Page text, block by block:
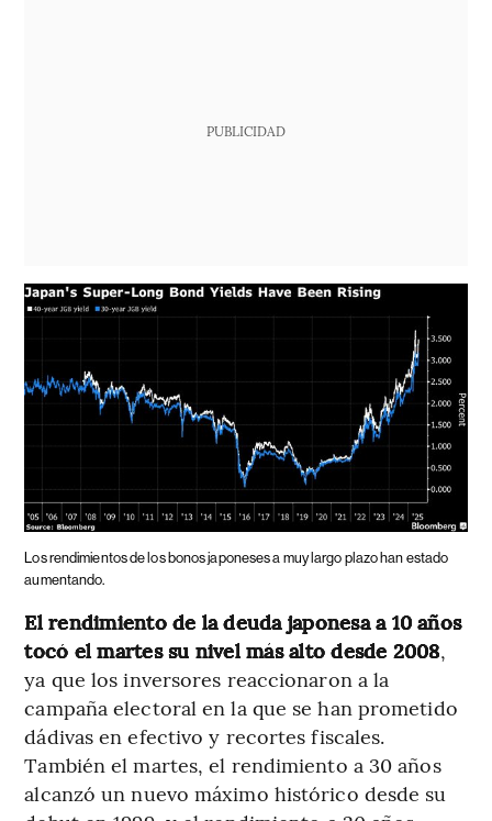
PUBLICIDAD
Los rendimientos de los bonos japoneses a muy largo plazo han estado
aumentando.
El rendimiento de la deuda japonesa a 10 años
tocó el martes su nivel más alto desde 2008,
ya que los inversores reaccionaron a la
campaña electoral en la que se han prometido
dádivas en efectivo y recortes fiscales.
También el martes, el rendimiento a 30 años
alcanzó un nuevo máximo histórico desde su